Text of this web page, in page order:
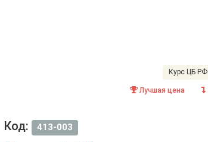
Курс ЦБ РФ
Лучшая цена
Код: 413-003